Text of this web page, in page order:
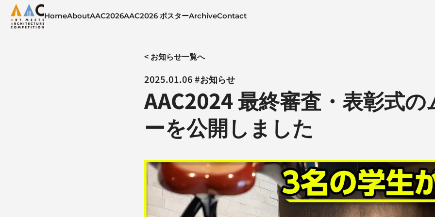
HomeAboutAAC2026AAC2026 ポスターArchiveContact
< お知らせ一覧へ
2025.01.06 #お知らせ
AAC2024 最終審査・表彰式の
ーを公開しました